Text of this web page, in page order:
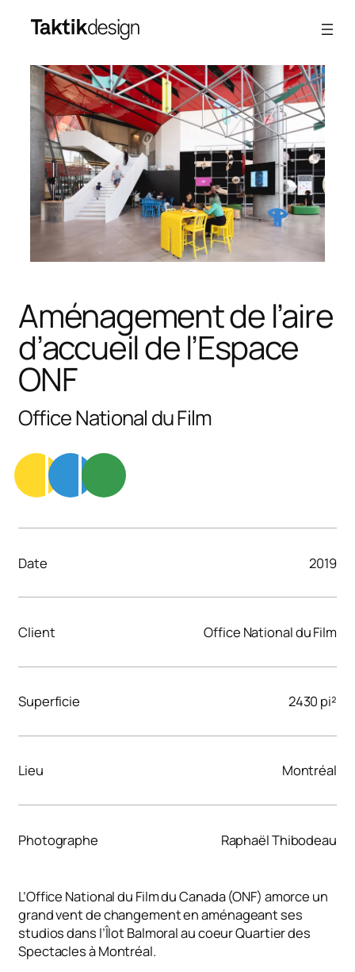
Aller
Aménagement de l’aire
d’accueil de l’Espace
ONF
Office National du Film
Date 2019
Client Office National du Film
Superficie 2430 pi²
Lieu Montréal
Photographe Raphaël Thibodeau
L’Office National du Film du Canada (ONF) amorce un
grand vent de changement en aménageant ses
studios dans l’Îlot Balmoral au coeur Quartier des
Spectacles à Montréal.